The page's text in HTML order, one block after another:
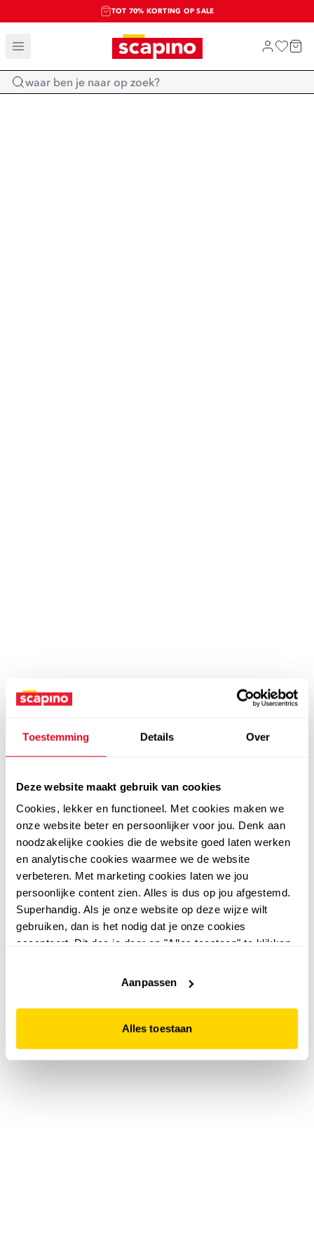
Toestemming Details Over
Deze website maakt gebruik van cookies
Cookies, lekker en functioneel. Met cookies maken we
onze website beter en persoonlijker voor jou. Denk aan
noodzakelijke cookies die de website goed laten werken
en analytische cookies waarmee we de website
verbeteren. Met marketing cookies laten we jou
persoonlijke content zien. Alles is dus op jou afgestemd.
Superhandig. Als je onze website op deze wijze wilt
gebruiken, dan is het nodig dat je onze cookies
accepteert. Dit doe je door op "Alles toestaan" te klikken.
website niet optimaal functioneert.
Aanpassen
Alles toestaan
TOT 70% KORTING OP SALE
SALE: LAATSTE KANS!
SHOP NIEUW
Home